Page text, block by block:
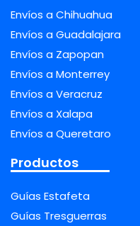
Envíos a Chihuahua
Envíos a Guadalajara
Envíos a Zapopan
Envíos a Monterrey
Envíos a Veracruz
Envíos a Xalapa
Envíos a Queretaro
Productos
Guías Estafeta
Guías Tresguerras